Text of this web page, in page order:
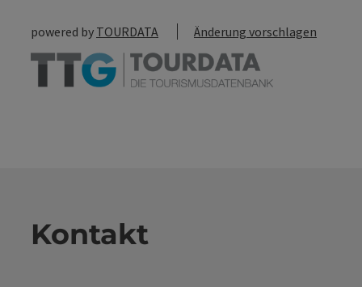
powered by TOURDATA Änderung vorschlagen
Kontakt